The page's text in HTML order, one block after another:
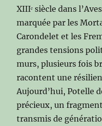
XIIIᵉ siècle dans
marquée par les
Carondelet et les
grandes tensions
murs, plusieurs fois
racontent une
Aujourd’hui, Potelle
précieux, un
transmis de